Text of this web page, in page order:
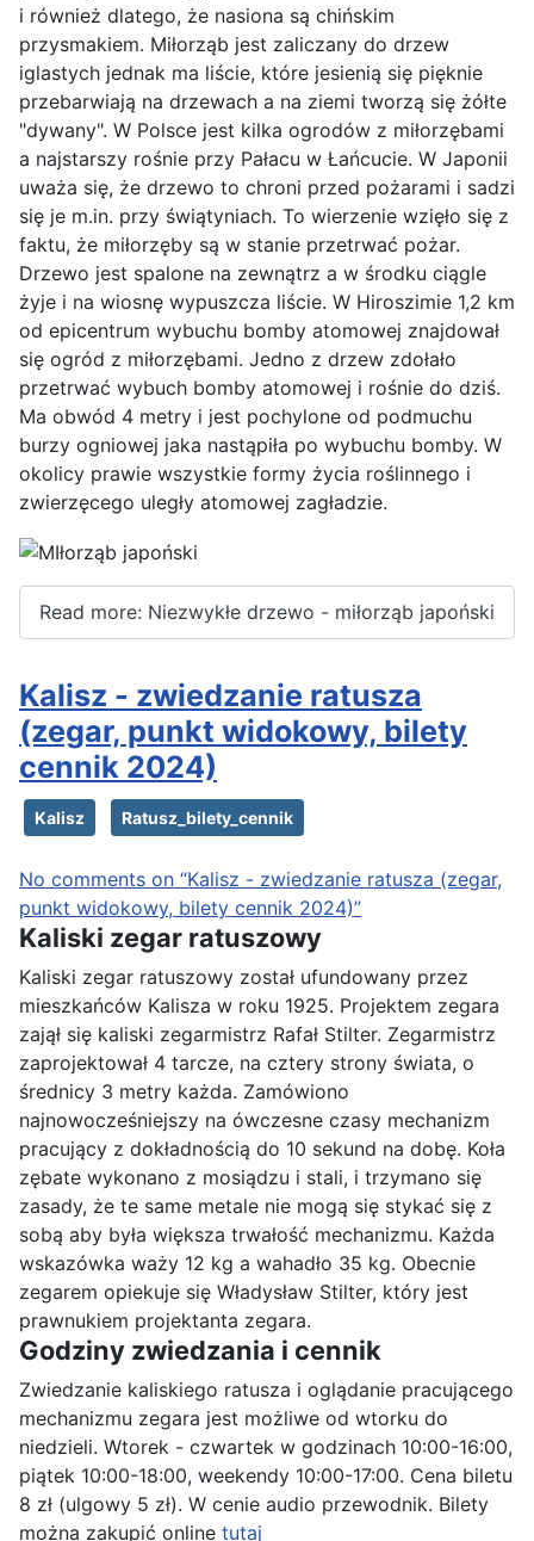
i również dlatego, że nasiona są chińskim
przysmakiem. Miłorząb jest zaliczany do drzew
iglastych jednak ma liście, które jesienią się pięknie
przebarwiają na drzewach a na ziemi tworzą się żółte
"dywany". W Polsce jest kilka ogrodów z miłorzębami
a najstarszy rośnie przy Pałacu w Łańcucie. W Japonii
uważa się, że drzewo to chroni przed pożarami i sadzi
się je m.in. przy świątyniach. To wierzenie wzięło się z
faktu, że miłorzęby są w stanie przetrwać pożar.
Drzewo jest spalone na zewnątrz a w środku ciągle
żyje i na wiosnę wypuszcza liście. W Hiroszimie 1,2 km
od epicentrum wybuchu bomby atomowej znajdował
się ogród z miłorzębami. Jedno z drzew zdołało
przetrwać wybuch bomby atomowej i rośnie do dziś.
Ma obwód 4 metry i jest pochylone od podmuchu
burzy ogniowej jaka nastąpiła po wybuchu bomby. W
okolicy prawie wszystkie formy życia roślinnego i
zwierzęcego uległy atomowej zagładzie.
Read more: Niezwykłe drzewo - miłorząb japoński
Kalisz - zwiedzanie ratusza
(zegar, punkt widokowy, bilety
cennik 2024)
Kalisz Ratusz_bilety_cennik
No comments on “Kalisz - zwiedzanie ratusza (zegar,
punkt widokowy, bilety cennik 2024)”
Kaliski zegar ratuszowy
Kaliski zegar ratuszowy został ufundowany przez
mieszkańców Kalisza w roku 1925. Projektem zegara
zajął się kaliski zegarmistrz Rafał Stilter. Zegarmistrz
zaprojektował 4 tarcze, na cztery strony świata, o
średnicy 3 metry każda. Zamówiono
najnowocześniejszy na ówczesne czasy mechanizm
pracujący z dokładnością do 10 sekund na dobę. Koła
zębate wykonano z mosiądzu i stali, i trzymano się
zasady, że te same metale nie mogą się stykać się z
sobą aby była większa trwałość mechanizmu. Każda
wskazówka waży 12 kg a wahadło 35 kg. Obecnie
zegarem opiekuje się Władysław Stilter, który jest
prawnukiem projektanta zegara.
Godziny zwiedzania i cennik
Zwiedzanie kaliskiego ratusza i oglądanie pracującego
mechanizmu zegara jest możliwe od wtorku do
niedzieli. Wtorek - czwartek w godzinach 10:00-16:00,
piątek 10:00-18:00, weekendy 10:00-17:00. Cena biletu
8 zł (ulgowy 5 zł). W cenie audio przewodnik. Bilety
można zakupić online tutaj